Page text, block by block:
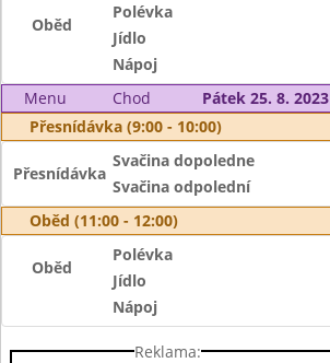
Oběd
Polévka
Jídlo
Nápoj
Menu
Chod
Pátek 25. 8. 2023
Přesnídávka (9:00 - 10:00)
Přesnídávka
Svačina dopoledne
Svačina odpolední
Oběd (11:00 - 12:00)
Oběd
Polévka
Jídlo
Nápoj
Reklama: